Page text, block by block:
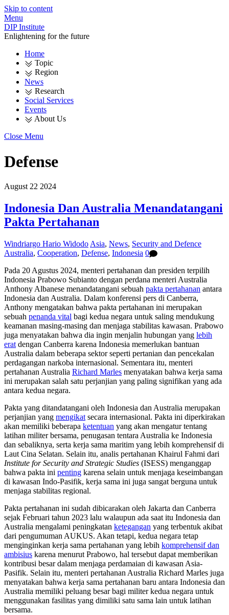
Skip to content
Menu
DIP Institute
Enlightening for the future
Home
Topic
Region
News
Research
Social Services
Events
About Us
Close Menu
Defense
August 22 2024
Indonesia Dan Australia Menandatangani
Pakta Pertahanan
Windriargo Hario Widodo Asia, News, Security and Defence
Australia, Cooperation, Defense, Indonesia 0
Pada 20 Agustus 2024, menteri pertahanan dan presiden terpilih
Indonesia Prabowo Subianto dengan perdana menteri Australia
Anthony Albanese menandatangani sebuah pakta pertahanan antara
Indonesia dan Australia. Dalam konferensi pers di Canberra,
Anthony mengatakan bahwa pakta pertahanan ini merupakan
sebuah penanda vital bagi kedua negara untuk saling mendukung
keamanan masing-masing dan menjaga stabilitas kawasan. Prabowo
juga menyatakan bahwa dia ingin menjalin hubungan yang lebih
erat dengan Canberra karena Indonesia memerlukan bantuan
Australia dalam beberapa sektor seperti pertanian dan pencekalan
perdagangan narkoba internasional. Sementara itu, menteri
pertahanan Australia Richard Marles menyatakan bahwa kerja sama
ini merupakan salah satu perjanjian yang paling signifikan yang ada
antara kedua negara.
Pakta yang ditandatangani oleh Indonesia dan Australia merupakan
perjanjian yang mengikat secara internasional. Pakta ini diperkirakan
akan memiliki beberapa ketentuan yang akan mengatur tentang
latihan militer bersama, penugasan tentara Australia ke Indonesia
dan sebaliknya, serta kerja sama maritim yang lebih komprehensif di
Laut Cina Selatan. Selain itu, analis pertahanan Khairul Fahmi dari
Institute for Security and Strategic Studies (ISESS) menganggap
bahwa pakta ini penting karena selain untuk menjaga keseimbangan
di kawasan Indo-Pasifik, kerja sama ini juga sangat berguna untuk
menjaga stabilitas regional.
Pakta pertahanan ini sudah dibicarakan oleh Jakarta dan Canberra
sejak Februari tahun 2023 lalu walaupun ada saat itu Indonesia dan
Australia mengalami peningkatan ketegangan yang terbentuk akibat
dari pengumuman AUKUS. Akan tetapi, kedua negara tetap
menginginkan kerja sama pertahanan yang lebih komprehensif dan
ambisius karena menurut Prabowo, hal tersebut dapat memberikan
kontribusi besar dalam menjaga perdamaian di kawasan Asia-
Pasifik. Selain itu, menteri pertahanan Australia Richard Marles juga
menyatakan bahwa kerja sama pertahanan baru antara Indonesia dan
Australia memiliki peluang besar bagi militer kedua negara untuk
menggunakan fasilitas yang dimiliki satu sama lain untuk latihan
bersama.